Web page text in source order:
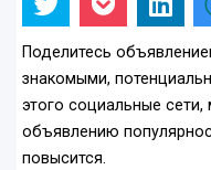
Поделитесь
знакомыми,
этого социальные
объявлению
повысится.